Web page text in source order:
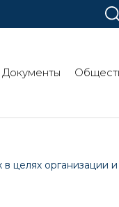
Документы
целях организации